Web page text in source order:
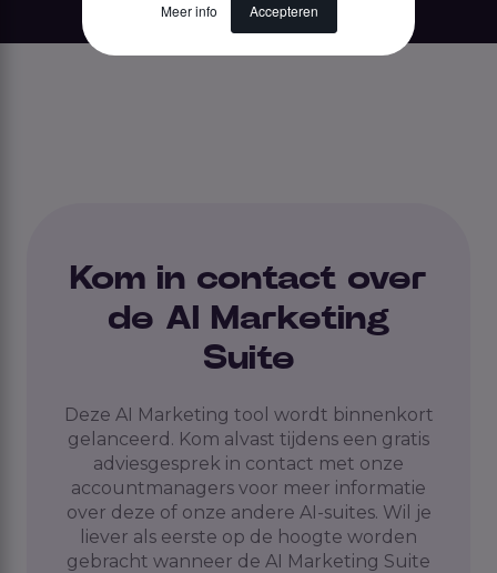
Meer info Accepteren
Kom in contact over
de AI Marketing
Suite
Deze AI Marketing tool wordt binnenkort
gelanceerd. Kom alvast tijdens een gratis
adviesgesprek in contact met onze
accountmanagers voor meer informatie
over deze of onze andere AI-suites. Wil je
liever als eerste op de hoogte worden
gebracht wanneer de AI Marketing Suite